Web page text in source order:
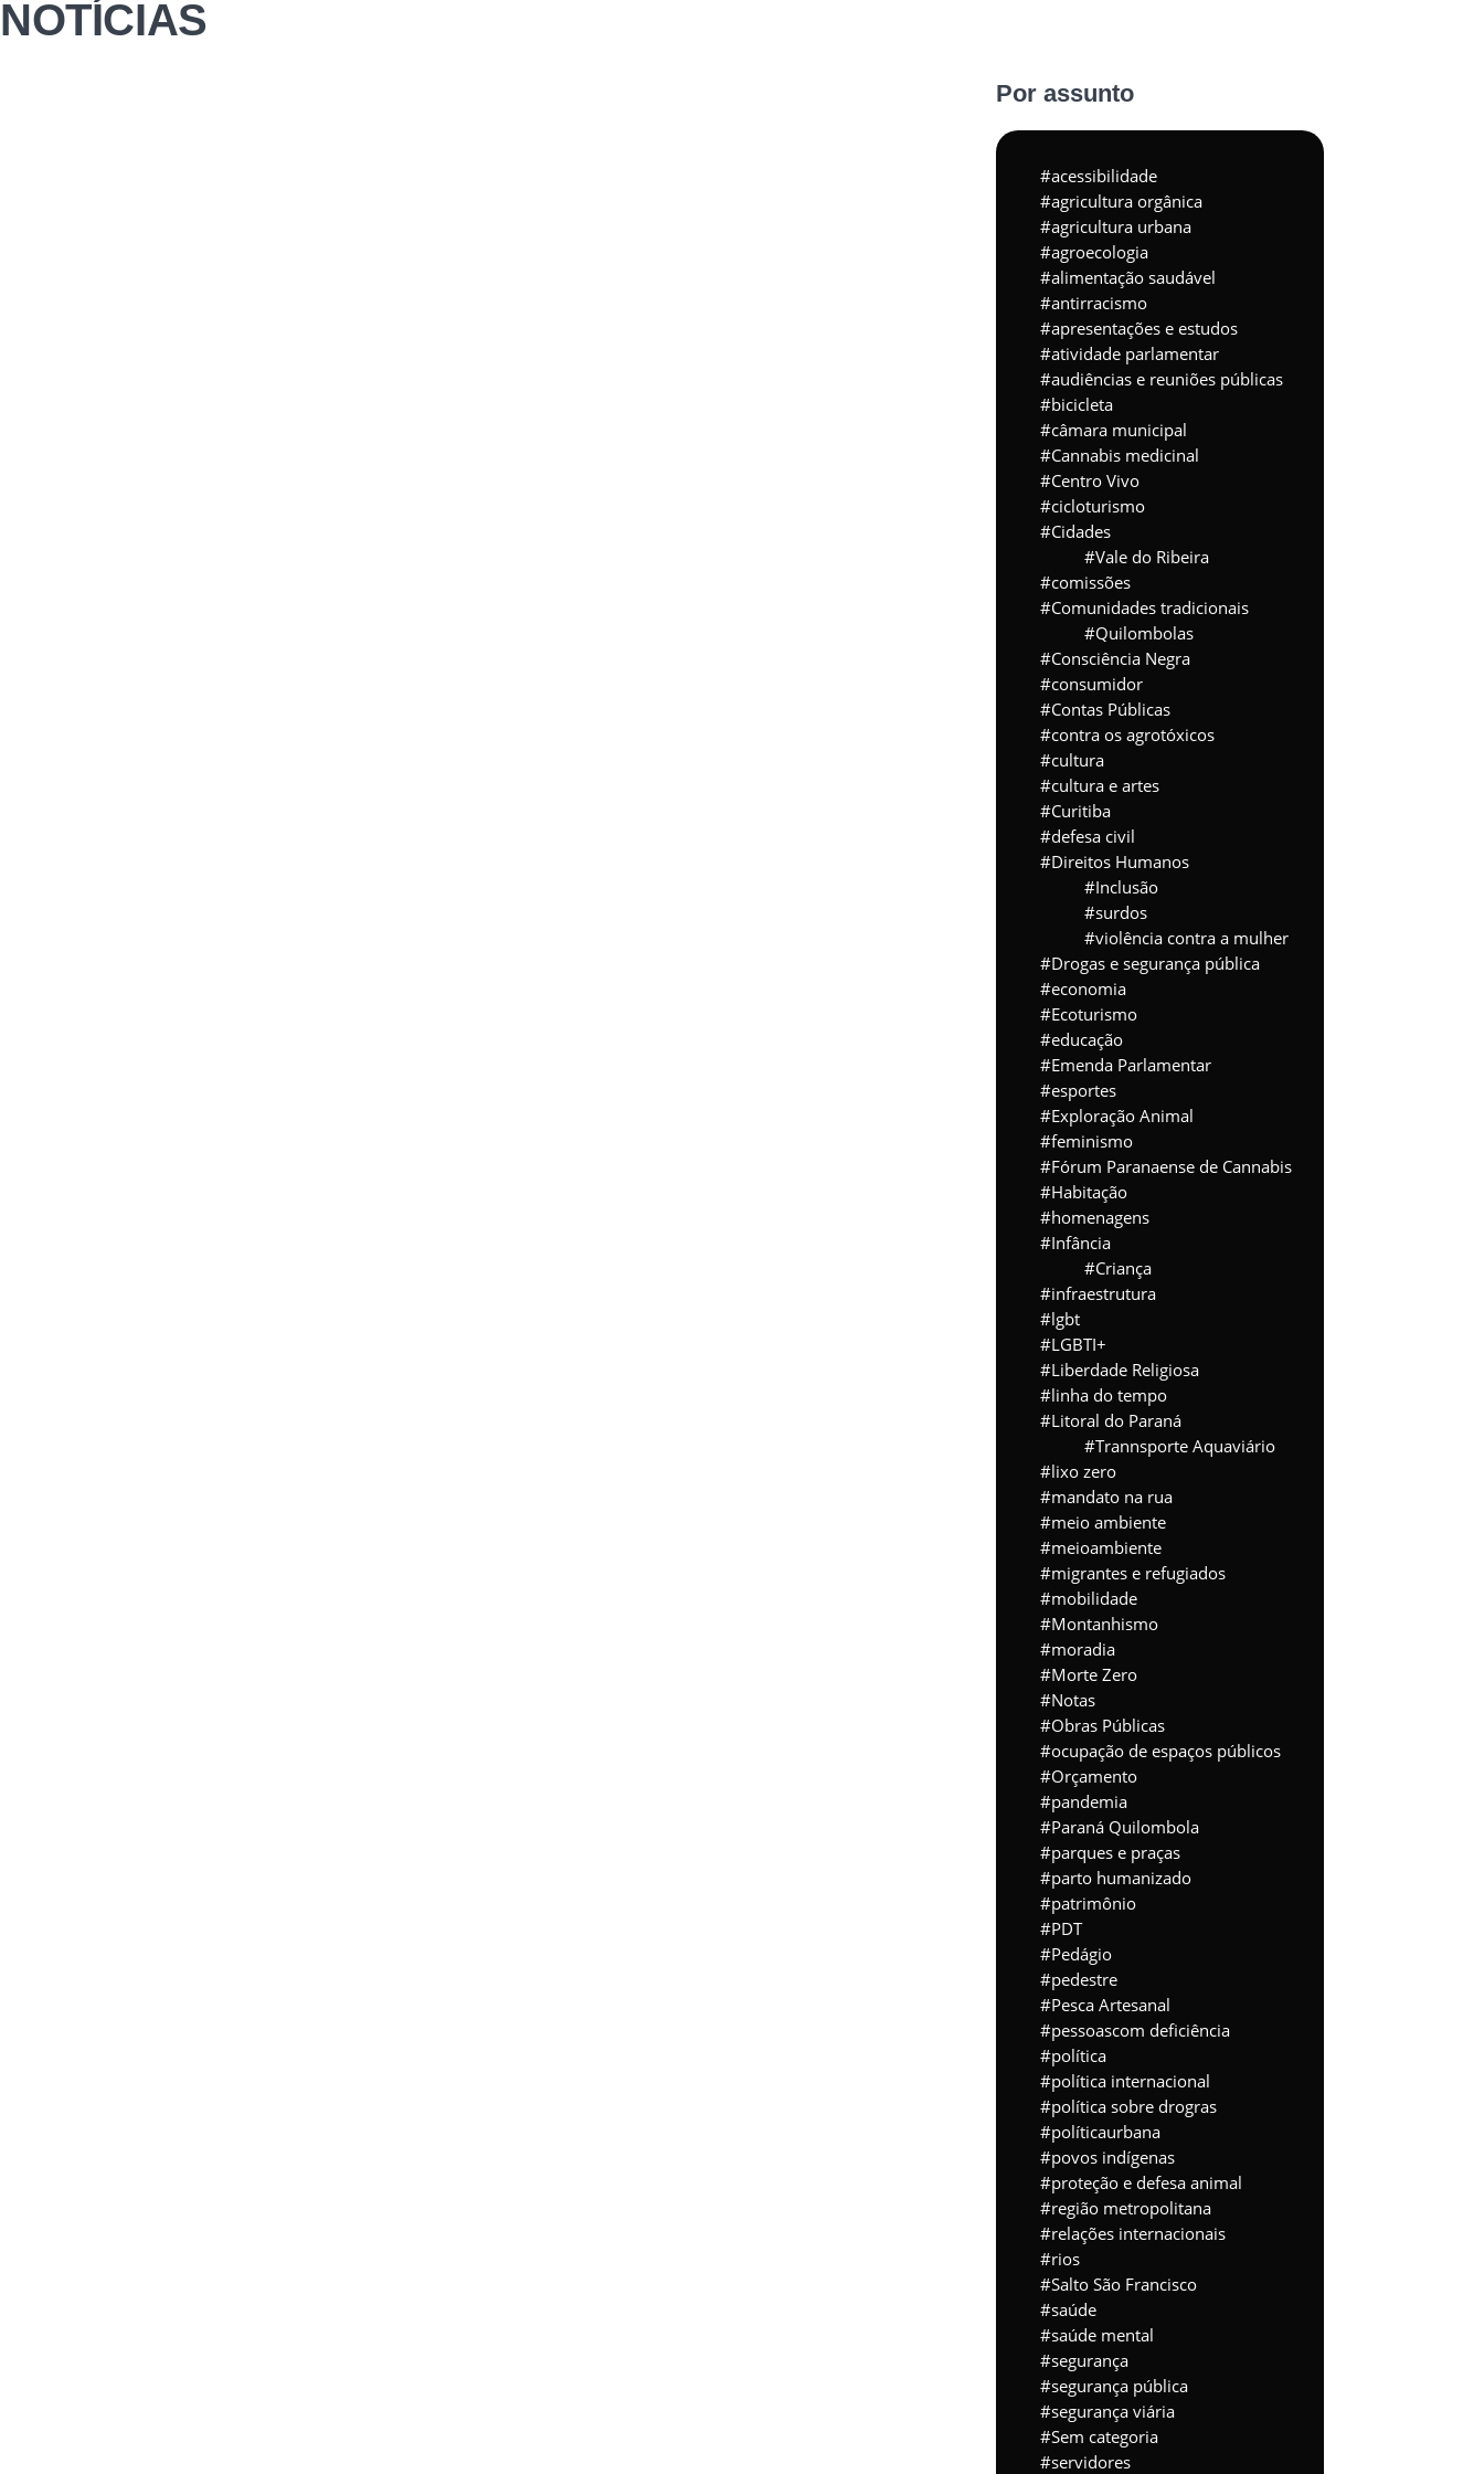
NOTÍCIAS
Por assunto
acessibilidade
agricultura orgânica
agricultura urbana
agroecologia
alimentação saudável
antirracismo
apresentações e estudos
atividade parlamentar
audiências e reuniões públicas
bicicleta
câmara municipal
Cannabis medicinal
Centro Vivo
cicloturismo
Cidades
Vale do Ribeira
comissões
Comunidades tradicionais
Quilombolas
Consciência Negra
consumidor
Contas Públicas
contra os agrotóxicos
cultura
cultura e artes
Curitiba
defesa civil
Direitos Humanos
Inclusão
surdos
violência contra a mulher
Drogas e segurança pública
economia
Ecoturismo
educação
Emenda Parlamentar
esportes
Exploração Animal
feminismo
Fórum Paranaense de Cannabis
Habitação
homenagens
Infância
Criança
infraestrutura
lgbt
LGBTI+
Liberdade Religiosa
linha do tempo
Litoral do Paraná
Trannsporte Aquaviário
lixo zero
mandato na rua
meio ambiente
meioambiente
migrantes e refugiados
mobilidade
Montanhismo
moradia
Morte Zero
Notas
Obras Públicas
ocupação de espaços públicos
Orçamento
pandemia
Paraná Quilombola
parques e praças
parto humanizado
patrimônio
PDT
Pedágio
pedestre
Pesca Artesanal
pessoascom deficiência
política
política internacional
política sobre drogras
políticaurbana
povos indígenas
proteção e defesa animal
região metropolitana
relações internacionais
rios
Salto São Francisco
saúde
saúde mental
segurança
segurança pública
segurança viária
Sem categoria
servidores